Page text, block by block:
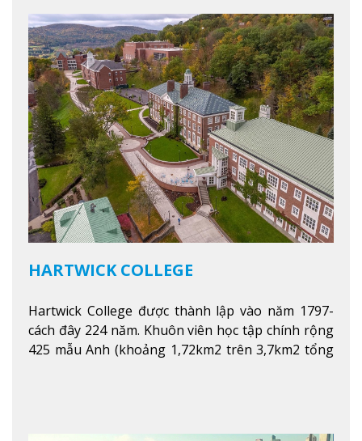
HARTWICK COLLEGE
Hartwick College được thành lập vào năm 1797-
cách đây 224 năm. Khuôn viên học tập chính rộng
425 mẫu Anh (khoảng 1,72km2 trên 3,7km2 tổng